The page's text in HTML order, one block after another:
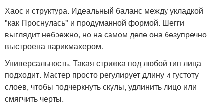
Хаос и структура. Идеальный баланс между укладкой
"как Проснулась" и продуманной формой. Шегги
выглядит небрежно, но на самом деле она безупречно
выстроена парикмахером.
Универсальность. Такая стрижка под любой тип лица
подходит. Мастер просто регулирует длину и густоту
слоев, чтобы подчеркнуть скулы, удлинить лицо или
смягчить черты.